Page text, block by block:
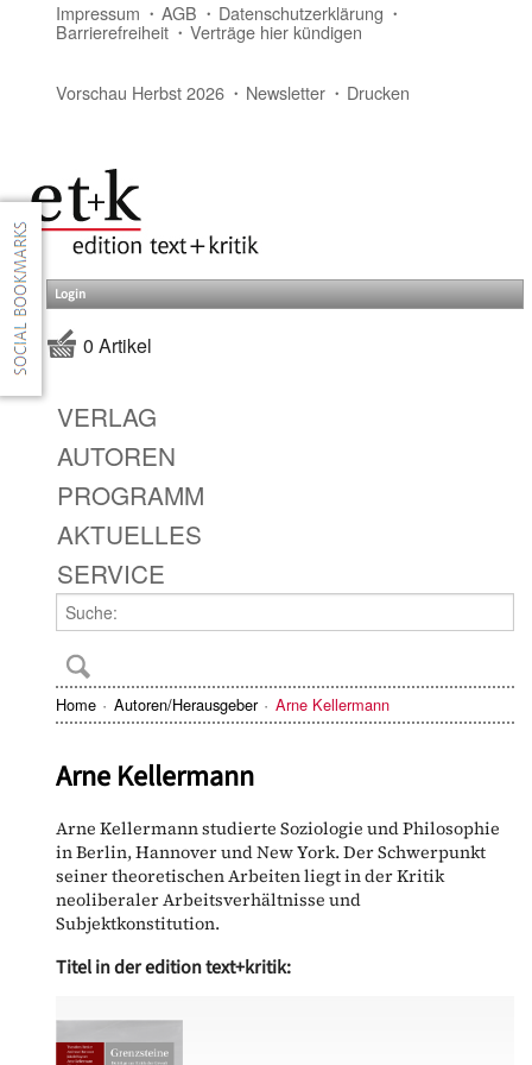
Impressum AGB Datenschutzerklärung
Barrierefreiheit Verträge hier kündigen
Vorschau Herbst 2026 Newsletter Drucken
Login
0 Artikel
VERLAG
AUTOREN
PROGRAMM
AKTUELLES
SERVICE
Home Autoren/Herausgeber Arne Kellermann
Arne Kellermann
Arne Kellermann studierte Soziologie und Philosophie
in Berlin, Hannover und New York. Der Schwerpunkt
seiner theoretischen Arbeiten liegt in der Kritik
neoliberaler Arbeitsverhältnisse und
Subjektkonstitution.
Titel in der edition text+kritik: